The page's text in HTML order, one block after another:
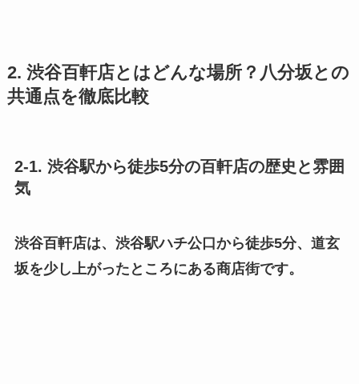
2. 渋谷百軒店とはどんな場所？八分坂との
共通点を徹底比較
2-1. 渋谷駅から徒歩5分の百軒店の歴史と雰囲
気
渋谷百軒店は、渋谷駅ハチ公口から徒歩5分、道玄
坂を少し上がったところにある商店街です。